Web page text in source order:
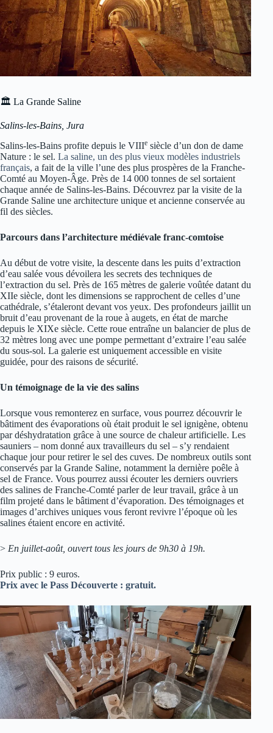
🏛 La Grande Saline
Salins-les-Bains, Jura
Salins-les-Bains profite depuis le VIIIe siècle d’un don de dame
Nature : le sel. La saline, un des plus vieux modèles industriels
français, a fait de la ville l’une des plus prospères de la Franche-
Comté au Moyen-Âge. Près de 14 000 tonnes de sel sortaient
chaque année de Salins-les-Bains. Découvrez par la visite de la
Grande Saline une architecture unique et ancienne conservée au
fil des siècles.
Parcours dans l’architecture médiévale franc-comtoise
Au début de votre visite, la descente dans les puits d’extraction
d’eau salée vous dévoilera les secrets des techniques de
l’extraction du sel. Près de 165 mètres de galerie voûtée datant du
XIIe siècle, dont les dimensions se rapprochent de celles d’une
cathédrale, s’étaleront devant vos yeux. Des profondeurs jaillit un
bruit d’eau provenant de la roue à augets, en état de marche
depuis le XIXe siècle. Cette roue entraîne un balancier de plus de
32 mètres long avec une pompe permettant d’extraire l’eau salée
du sous-sol. La galerie est uniquement accessible en visite
guidée, pour des raisons de sécurité.
Un témoignage de la vie des salins
Lorsque vous remonterez en surface, vous pourrez découvrir le
bâtiment des évaporations où était produit le sel ignigène, obtenu
par déshydratation grâce à une source de chaleur artificielle. Les
sauniers – nom donné aux travailleurs du sel – s’y rendaient
chaque jour pour retirer le sel des cuves. De nombreux outils sont
conservés par la Grande Saline, notamment la dernière poêle à
sel de France. Vous pourrez aussi écouter les derniers ouvriers
des salines de Franche-Comté parler de leur travail, grâce à un
film projeté dans le bâtiment d’évaporation. Des témoignages et
images d’archives uniques vous feront revivre l’époque où les
salines étaient encore en activité.
> En juillet-août, ouvert tous les jours de 9h30 à 19h.
Prix public : 9 euros.
Prix avec le Pass Découverte : gratuit.